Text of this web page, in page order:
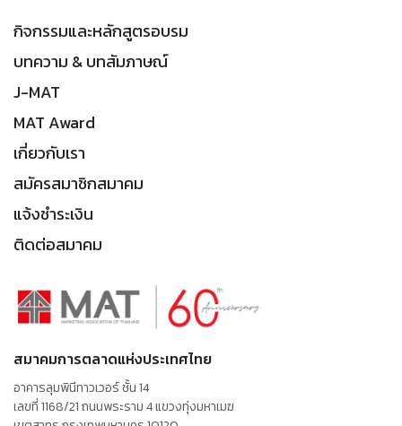
กิจกรรมและหลักสูตรอบรม
บทความ & บทสัมภาษณ์
J-MAT
MAT Award
เกี่ยวกับเรา
สมัครสมาชิกสมาคม
แจ้งชำระเงิน
ติดต่อสมาคม
สมาคมการตลาดแห่งประเทศไทย
อาคารลุมพินีทาวเวอร์ ชั้น 14
เลขที่ 1168/21 ถนนพระราม 4 แขวงทุ่งมหาเมฆ